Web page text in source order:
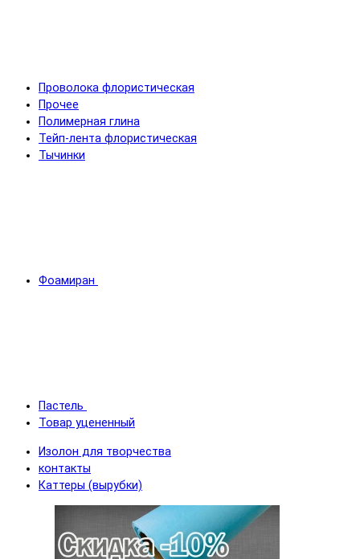
Проволока флористическая
Прочее
Полимерная глина
Тейп-лента флористическая
Тычинки
Фоамиран
Пастель
Товар уцененный
Изолон для творчества
контакты
Каттеры (вырубки)